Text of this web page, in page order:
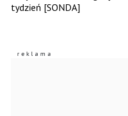
tydzień [SONDA]